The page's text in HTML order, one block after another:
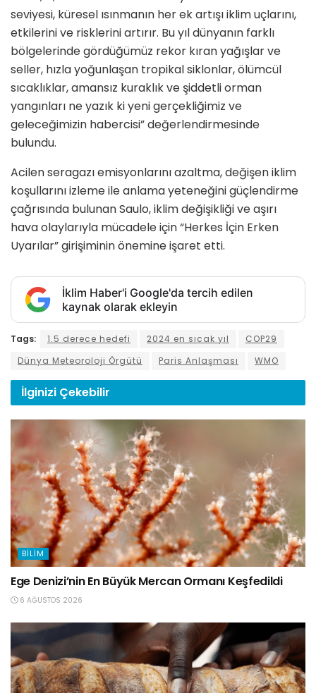
seviyesi, küresel ısınmanın her ek artışı iklim uçlarını,
etkilerini ve risklerini artırır. Bu yıl dünyanın farklı
bölgelerinde gördüğümüz rekor kıran yağışlar ve
seller, hızla yoğunlaşan tropikal siklonlar, ölümcül
sıcaklıklar, amansız kuraklık ve şiddetli orman
yangınları ne yazık ki yeni gerçekliğimiz ve
geleceğimizin habercisi” değerlendirmesinde
bulundu.
Acilen seragazı emisyonlarını azaltma, değişen iklim
koşullarını izleme ile anlama yeteneğini güçlendirme
çağrısında bulunan Saulo, iklim değişikliği ve aşırı
hava olaylarıyla mücadele için “Herkes İçin Erken
Uyarılar” girişiminin önemine işaret etti.
İklim Haber'i Google'da tercih edilen
kaynak olarak ekleyin
Tags: 1.5 derece hedefi 2024 en sıcak yıl
COP29
Dünya Meteoroloji Örgütü
Paris Anlaşması WMO
İlginizi Çekebilir
BILIM
Ege Denizi’nin En Büyük Mercan Ormanı Keşfedildi
6 AĞUSTOS 2026